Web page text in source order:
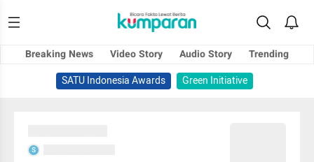
Breaking News Video Story Audio Story
Trending
SATU Indonesia Awards
Green Initiative
S